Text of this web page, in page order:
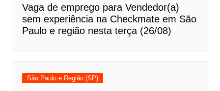
Vaga de emprego para Vendedor(a)
sem experiência na Checkmate em São
Paulo e região nesta terça (26/08)
São Paulo e Região (SP)